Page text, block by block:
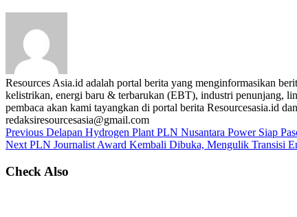
Resources Asia.id adalah portal berita yang menginformasikan
kelistrikan, energi baru & terbarukan (EBT), industri penunjang,
pembaca akan kami tayangkan di portal berita Resourcesasia.id
redaksiresourcesasia@gmail.com
Previous Delapan Hydrogen Plant PLN Nusantara Power Siap
Next PLN Journalist Award Kembali Dibuka, Mengulik Transisi
Check Also